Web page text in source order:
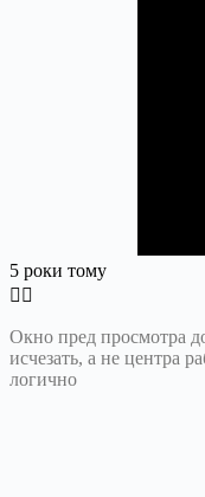
5 роки тому
Окно пред просмотра
исчезать, а не центра
логично